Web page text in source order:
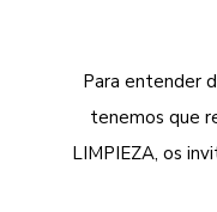
Para entender
tenemos que
LIMPIEZA, os